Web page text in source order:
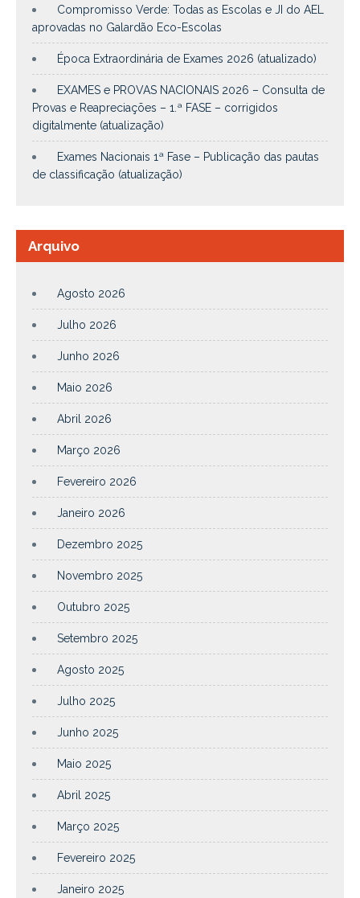
Compromisso Verde: Todas as Escolas e JI do AEL
aprovadas no Galardão Eco-Escolas
Época Extraordinária de Exames 2026 (atualizado)
EXAMES e PROVAS NACIONAIS 2026 – Consulta de
Provas e Reapreciações – 1.ª FASE – corrigidos
digitalmente (atualização)
Exames Nacionais 1ª Fase – Publicação das pautas
de classificação (atualização)
Arquivo
Agosto 2026
Julho 2026
Junho 2026
Maio 2026
Abril 2026
Março 2026
Fevereiro 2026
Janeiro 2026
Dezembro 2025
Novembro 2025
Outubro 2025
Setembro 2025
Agosto 2025
Julho 2025
Junho 2025
Maio 2025
Abril 2025
Março 2025
Fevereiro 2025
Janeiro 2025